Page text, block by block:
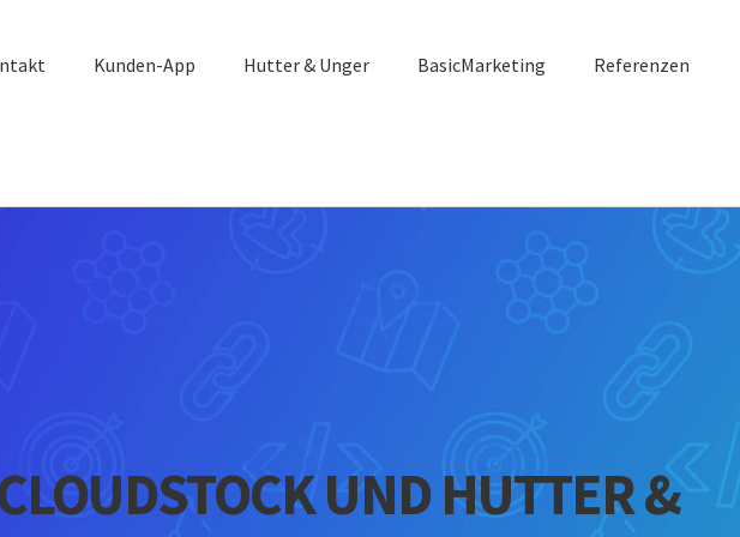
Kunden-App Hutter & Unger BasicMarketing Referenzen
UND HUTTER &